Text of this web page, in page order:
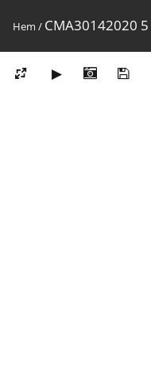
Hem / CMA30142020 5